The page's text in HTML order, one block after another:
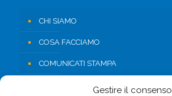
Gestire il consenso
CHI SIAMO
COSA FACCIAMO
COMUNICATI STAMPA